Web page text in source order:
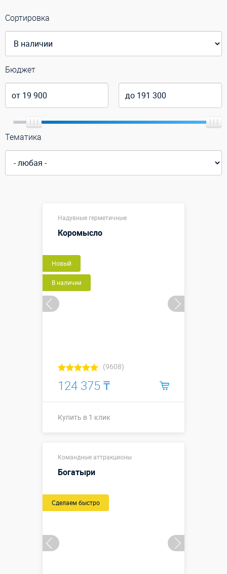
Сортировка
Бюджет
Тематика
Надувные герметичные
Коромысло
Новый
В наличии
(9608)
124 375 ₸
Купить в 1 клик
Размеры, м:
м
Больше деталей →
Купить в 1 клик
Командные аттракционы
Богатыри
Сделаем быстро